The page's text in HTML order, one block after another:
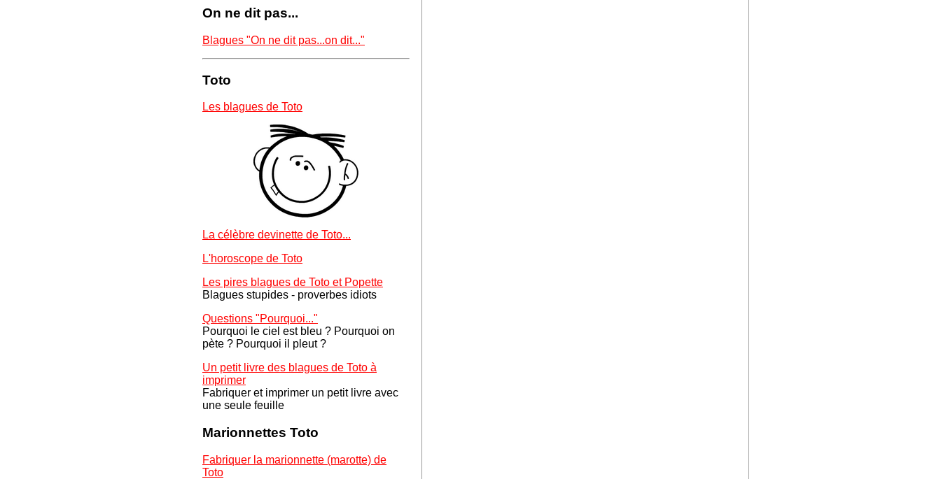
On ne dit pas...
Blagues "On ne dit pas...on dit..."
Toto
Les blagues de Toto
La célèbre devinette de Toto...
L'horoscope de Toto
Les pires blagues de Toto et Popette
Blagues stupides - proverbes idiots
Questions "Pourquoi..."
Pourquoi le ciel est bleu ? Pourquoi on
pète ? Pourquoi il pleut ?
Un petit livre des blagues de Toto à
imprimer
Fabriquer et imprimer un petit livre avec
une seule feuille
Marionnettes Toto
Fabriquer la marionnette (marotte) de
Toto